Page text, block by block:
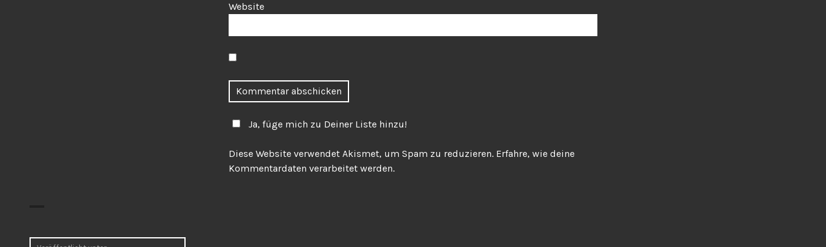
Website
Ja, füge mich zu Deiner Liste hinzu!
Diese Website verwendet Akismet, um Spam zu reduzieren. Erfahre, wie deine
Kommentardaten verarbeitet werden.